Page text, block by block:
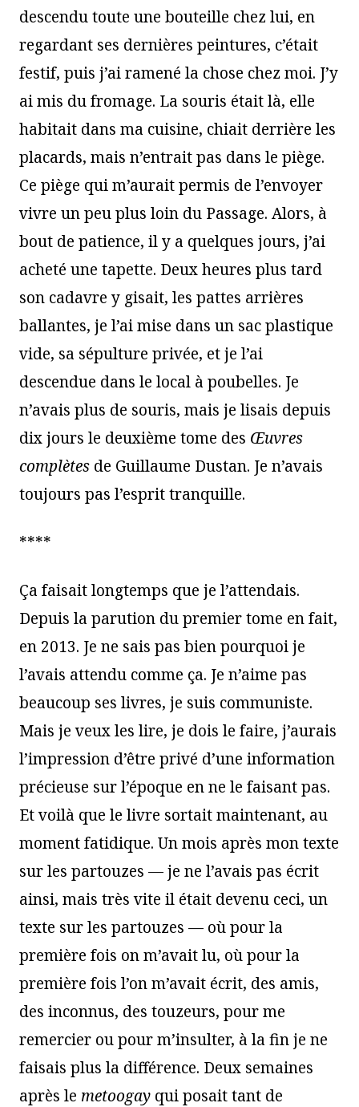
descendu toute une bouteille chez lui, en
regardant ses dernières peintures, c’était
festif, puis j’ai ramené la chose chez moi. J’y
ai mis du fromage. La souris était là, elle
habitait dans ma cuisine, chiait derrière les
placards, mais n’entrait pas dans le piège.
Ce piège qui m’aurait permis de l’envoyer
vivre un peu plus loin du Passage. Alors, à
bout de patience, il y a quelques jours, j’ai
acheté une tapette. Deux heures plus tard
son cadavre y gisait, les pattes arrières
ballantes, je l’ai mise dans un sac plastique
vide, sa sépulture privée, et je l’ai
descendue dans le local à poubelles. Je
n’avais plus de souris, mais je lisais depuis
dix jours le deuxième tome des Œuvres
complètes de Guillaume Dustan. Je n’avais
toujours pas l’esprit tranquille.
****
Ça faisait longtemps que je l’attendais.
Depuis la parution du premier tome en fait,
en 2013. Je ne sais pas bien pourquoi je
l’avais attendu comme ça. Je n’aime pas
beaucoup ses livres, je suis communiste.
Mais je veux les lire, je dois le faire, j’aurais
l’impression d’être privé d’une information
précieuse sur l’époque en ne le faisant pas.
Et voilà que le livre sortait maintenant, au
moment fatidique. Un mois après mon texte
sur les partouzes — je ne l’avais pas écrit
ainsi, mais très vite il était devenu ceci, un
texte sur les partouzes — où pour la
première fois on m’avait lu, où pour la
première fois l’on m’avait écrit, des amis,
des inconnus, des touzeurs, pour me
remercier ou pour m’insulter, à la fin je ne
faisais plus la différence. Deux semaines
après le metoogay qui posait tant de